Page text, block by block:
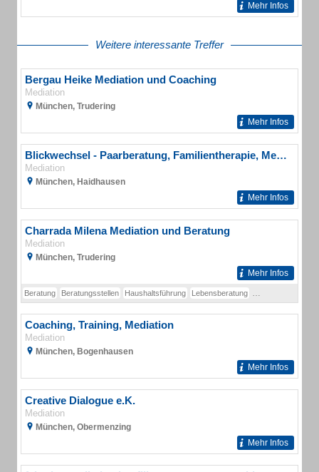
Mehr Infos
Weitere interessante Treffer
Bergau Heike Mediation und Coaching
Mediation
München, Trudering
Mehr Infos
Blickwechsel - Paarberatung, Familientherapie, Mediation
Mediation
München, Haidhausen
Mehr Infos
Charrada Milena Mediation und Beratung
Mediation
München, Trudering
Mehr Infos
Beratung Beratungsstellen Haushaltsführung Lebensberatung
Coaching, Training, Mediation
Mediation
München, Bogenhausen
Mehr Infos
Creative Dialogue e.K.
Mediation
München, Obermenzing
Mehr Infos